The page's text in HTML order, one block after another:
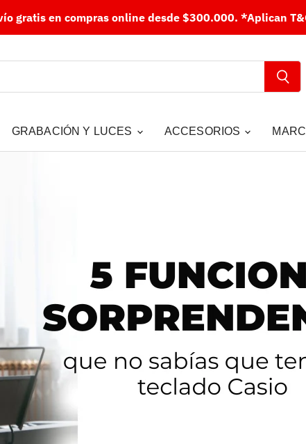
gratis en compras online desde $300.000. *Aplican
GRABACIÓN Y LUCES ACCESORIOS